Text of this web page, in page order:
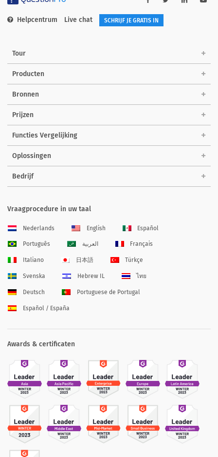
Helpcentrum Live chat SCHRIJF JE GRATIS IN
Tour
Producten
Bronnen
Prijzen
Functies Vergelijking
Oplossingen
Bedrijf
Vraagprocedure in uw taal
Nederlands English Español
Português العربية Français
Italiano 日本語 Türkçe
Svenska Hebrew IL ไทย
Deutsch Portuguese de Portugal
Español / España
Awards & certificaten